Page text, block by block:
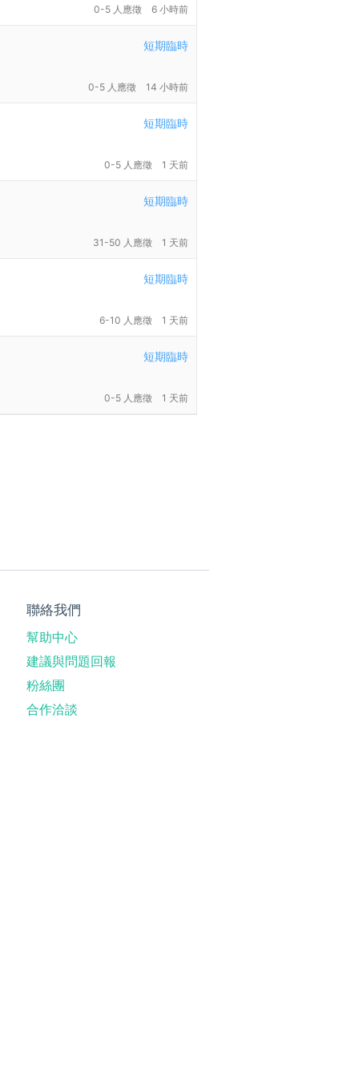
0-5 人應徵 6 小時前
短期臨時
0-5 人應徵 14 小時前
短期臨時
0-5 人應徵 1 天前
短期臨時
31-50 人應徵 1 天前
短期臨時
6-10 人應徵 1 天前
短期臨時
0-5 人應徵 1 天前
聯絡我們
幫助中心
建議與問題回報
粉絲團
合作洽談